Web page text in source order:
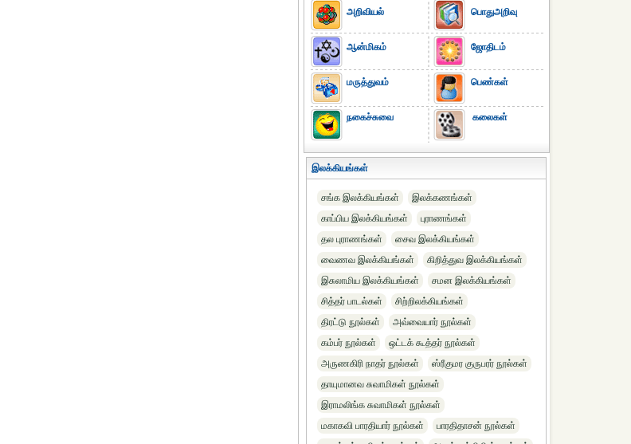
அறிவியல்
ஆன்மிகம்
மருத்துவம்
நகைச்சுவை
பொதுஅறிவு
ஜோதிடம்
பெண்கள்
கலைகள்
இலக்கியங்கள்
சங்க இலக்கியங்கள்
இலக்கணங்கள்
காப்பிய இலக்கியங்கள்
புராணங்கள்
தல புராணங்கள்
சைவ இலக்கியங்கள்
வைணவ இலக்கியங்கள்
கிறித்துவ இலக்கியங்கள்
இசுலாமிய இலக்கியங்கள்
சமன இலக்கியங்கள்
சித்தர் பாடல்கள்
சிற்றிலக்கியங்கள்
திரட்டு நூல்கள்
அவ்வையார் நூல்கள்
கம்பர் நூல்கள்
ஒட்டக் கூத்தர் நூல்கள்
அருணகிரி நாதர் நூல்கள்
ஸ்ரீகுமர குருபரர் நூல்கள்
தாயுமானவ சுவாமிகள் நூல்கள்
இராமலிங்க சுவாமிகள் நூல்கள்
மகாகவி பாரதியார் நூல்கள்
பாரதிதாசன் நூல்கள்